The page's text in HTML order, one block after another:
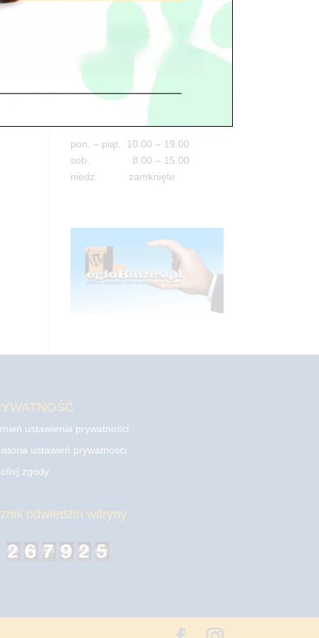
05-100 Nowy Dwór Mazowiecki
tel. 503 900 215
pon. – piąt. 10.00 – 19.00
sob. 8.00 – 15.00
niedz. zamknięte
ustawienia prywatności
ustawień prywatności
zgody
odwiedzin witryny